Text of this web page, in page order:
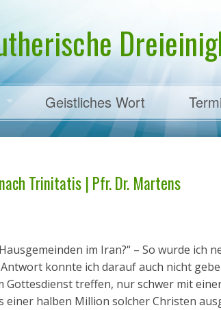
Martens
Geistliches Wort
Trinitatis | Pfr. Dr. Martens
im Iran?“ – So wurde ich
konnte ich darauf auch nicht
Gottesdienst treffen, nur schwer mit
einer halben Million solcher Christen